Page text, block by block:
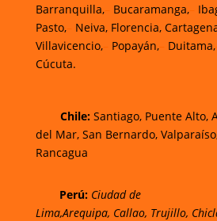
Barranquilla,– Bucaramanga,–
Pasto,– Neiva, Florencia,
Villavicencio,– Popayán,– Duitama,–
Cúcuta.
Chile: Santiago, Puente Alto,
del Mar, San Bernardo,
Rancagua
Perú: Ciudad de
Lima,Arequipa, Callao, Trujillo,